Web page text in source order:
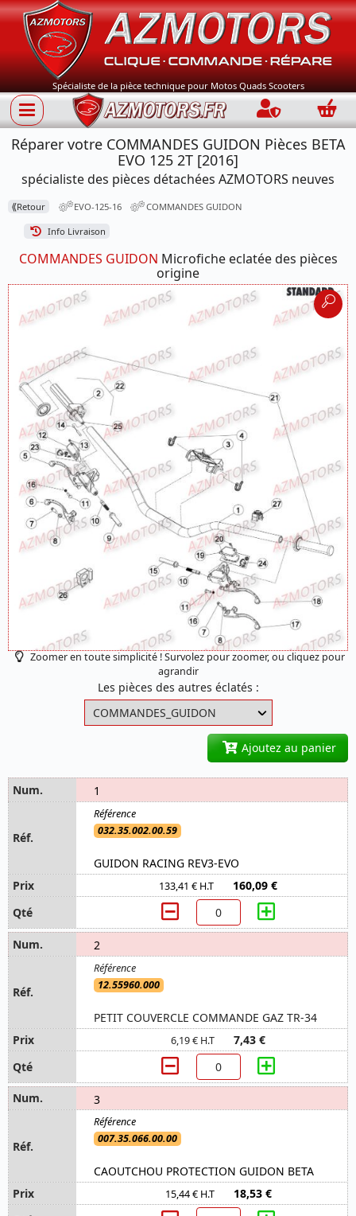
Spécialiste de la pièce technique pour Motos Quads Scooters
Connection
Réparer votre COMMANDES GUIDON Pièces BETA
EVO 125 2T [2016]
spécialiste des pièces détachées AZMOTORS neuves
⟪Retour EVO-125-16 COMMANDES GUIDON
Info Livraison
COMMANDES GUIDON Microfiche eclatée des pièces
origine
Zoomer en toute simplicité ! Survolez pour zoomer, ou cliquez pour
agrandir
Les pièces des autres éclatés :
Ajoutez au panier
1
032.35.002.00.59
GUIDON RACING REV3-EVO
133,41 € H.T 160,09 €
2
12.55960.000
PETIT COUVERCLE COMMANDE GAZ TR-34
6,19 € H.T 7,43 €
3
007.35.066.00.00
CAOUTCHOU PROTECTION GUIDON BETA
15,44 € H.T 18,53 €